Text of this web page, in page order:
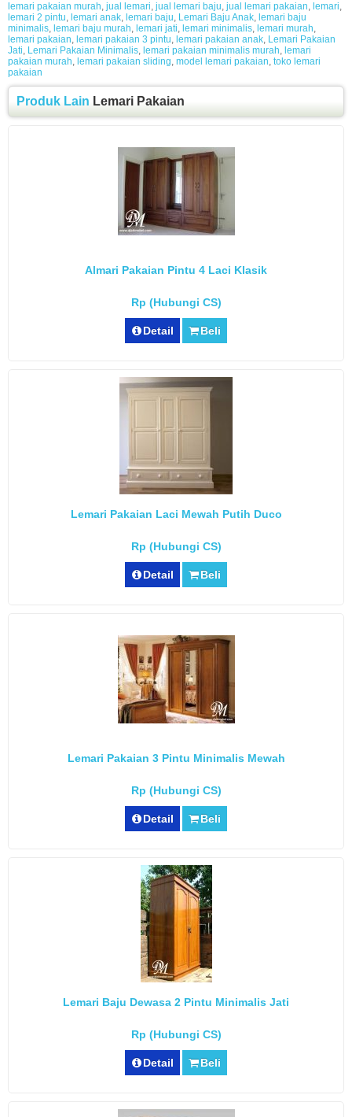
lemari pakaian murah, jual lemari, jual lemari baju, jual lemari pakaian, lemari,
lemari 2 pintu, lemari anak, lemari baju, Lemari Baju Anak, lemari baju
minimalis, lemari baju murah, lemari jati, lemari minimalis, lemari murah,
lemari pakaian, lemari pakaian 3 pintu, lemari pakaian anak, Lemari Pakaian
Jati, Lemari Pakaian Minimalis, lemari pakaian minimalis murah, lemari
pakaian murah, lemari pakaian sliding, model lemari pakaian, toko lemari
pakaian
Produk Lain Lemari Pakaian
Almari Pakaian Pintu 4 Laci Klasik
Rp (Hubungi CS)
Detail Beli
Lemari Pakaian Laci Mewah Putih Duco
Rp (Hubungi CS)
Detail Beli
Lemari Pakaian 3 Pintu Minimalis Mewah
Rp (Hubungi CS)
Detail Beli
Lemari Baju Dewasa 2 Pintu Minimalis Jati
Rp (Hubungi CS)
Detail Beli